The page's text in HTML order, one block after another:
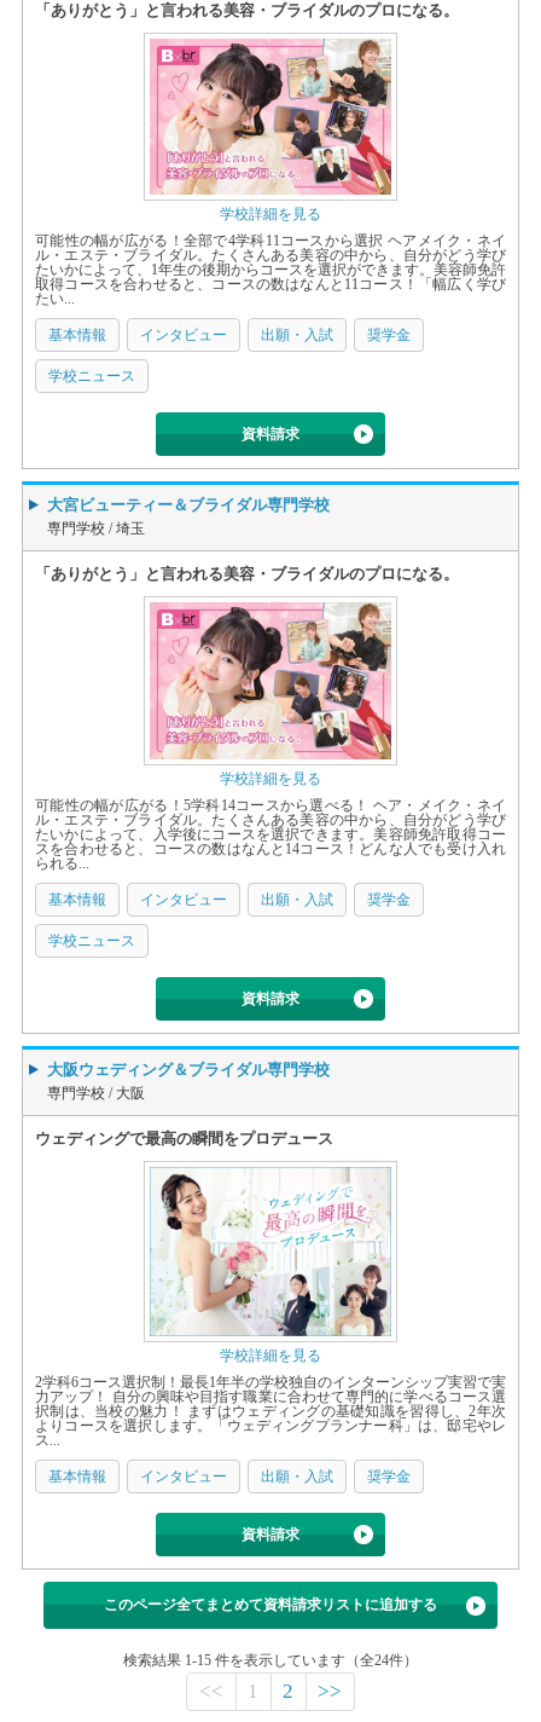
「ありがとう」と言われる美容・ブライダルのプロになる。
学校詳細を見る
可能性の幅が広がる！全部で4学科11コースから選択 ヘアメイク・ネイ
ル・エステ・ブライダル。たくさんある美容の中から、自分がどう学び
たいかによって、1年生の後期からコースを選択ができます。美容師免許
取得コースを合わせると、コースの数はなんと11コース！「幅広く学び
たい...
基本情報 インタビュー 出願・入試 奨学金
学校ニュース
資料請求
大宮ビューティー＆ブライダル専門学校
専門学校 /埼玉
「ありがとう」と言われる美容・ブライダルのプロになる。
学校詳細を見る
可能性の幅が広がる！5学科14コースから選べる！ ヘア・メイク・ネイ
ル・エステ・ブライダル。たくさんある美容の中から、自分がどう学び
たいかによって、入学後にコースを選択できます。美容師免許取得コー
スを合わせると、コースの数はなんと14コース！どんな人でも受け入れ
られる...
基本情報 インタビュー 出願・入試 奨学金
学校ニュース
資料請求
大阪ウェディング＆ブライダル専門学校
専門学校 / 大阪
ウェディングで最高の瞬間をプロデュース
学校詳細を見る
2学科6コース選択制！最長1年半の学校独自のインターンシップ実習で実
力アップ！ 自分の興味や目指す職業に合わせて専門的に学べるコース選
択制は、当校の魅力！ まずはウェディングの基礎知識を習得し、2年次
よりコースを選択します。「ウェディングプランナー科」は、邸宅やレ
ス...
基本情報 インタビュー 出願・入試 奨学金
資料請求
このページ全てまとめて資料請求リストに追加する
検索結果 1-15 件を表示しています（全24件）
<< 1 2 >>